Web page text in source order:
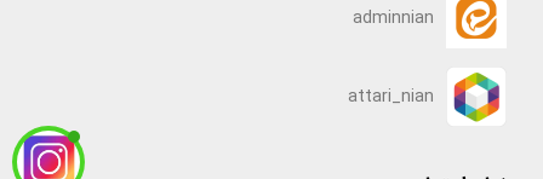
adminnian
attari_nian